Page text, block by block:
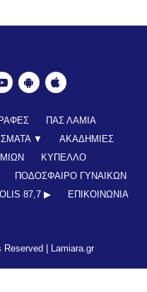
ΠΑΣ ΛΑΜΙΑ
▼
ΑΚΑΔΗΜΙΕΣ
ΚΥΠΕΛΛΟ
ΠΟΔΟΣΦΑΙΡΟ ΓΥΝΑΙΚΩΝ
87,7 ▶︎ ΕΠΙΚΟΙΝΩΝΊΑ
| Lamiara.gr